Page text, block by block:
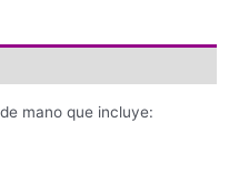
mano que incluye: